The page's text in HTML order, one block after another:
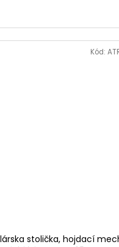
stolička, hojdací
Kód: